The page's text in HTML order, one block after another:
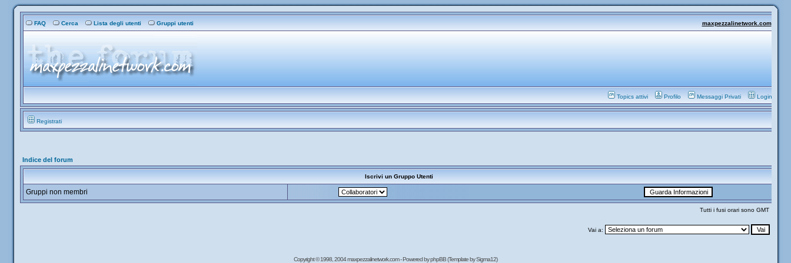
FAQ Cerca Lista degli utenti Gruppi utenti maxpezzalinetwork.com
Topics attivi Profilo Messaggi Privati Login
Registrati
Indice del forum
Iscrivi un Gruppo Utenti
Gruppi non membri
Tutti i fusi orari sono GMT
Vai a:
Copyright © 1998, 2004 maxpezzalinetwork.com - Powered byphpBB(Template by Sigma12)